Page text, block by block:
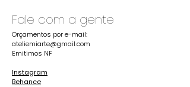
Fale com a gente
Orçamentos por e-mail:
ateliemiarte@gmail.com
Emitimos NF
Instagram
Behance